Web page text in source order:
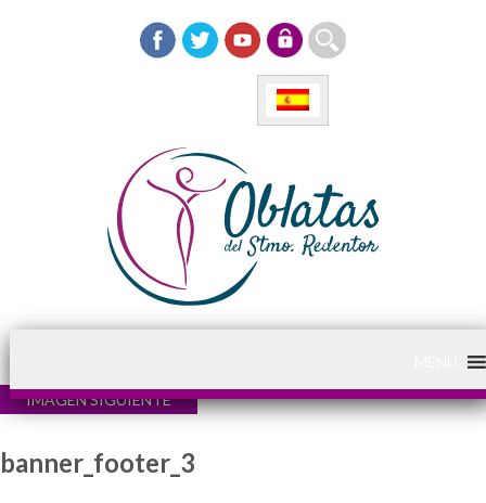
IMAGEN SIGUIENTE
banner_footer_3